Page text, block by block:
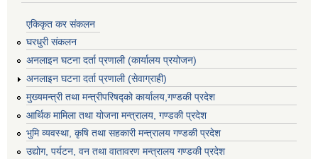
एकिकृत कर संकलन
घरधुरी संकलन
अनलाइन घटना दर्ता प्रणाली (कार्यालय प्रयोजन)
अनलाइन घटना दर्ता प्रणाली (सेवाग्राही)
मुख्यमन्त्री तथा मन्त्रीपरिषद्को कार्यालय,गण्डकी प्रदेश
आर्थिक मामिला तथा योजना मन्त्रालय, गण्डकी प्रदेश
भुमि व्यवस्था, कृषि तथा सहकारी मन्त्रालय गण्डकी प्रदेश
उद्योग, पर्यटन, वन तथा वातावरण मन्त्रालय गण्डकी प्रदेश